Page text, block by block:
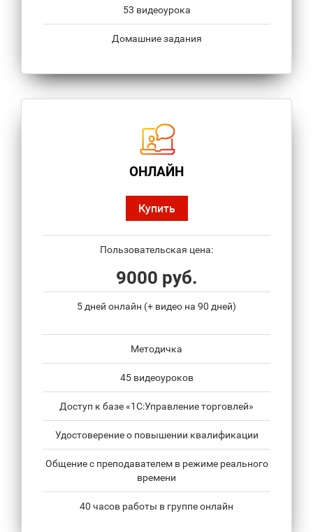
53 видеоурока
Домашние задания
ОНЛАЙН
Купить
Пользовательская цена:
9000 руб.
5 дней онлайн (+ видео на 90 дней)
Методичка
45 видеоуроков
Доступ к базе «1С:Управление торговлей»
Удостоверение о повышении квалификации
Общение с преподавателем в режиме реального
времени
40 часов работы в группе онлайн